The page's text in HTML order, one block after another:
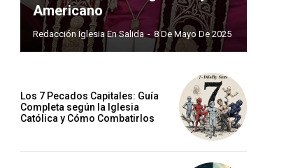
Americano
Redacción Iglesia En Salida - 8 De Mayo De 2025
Los 7 Pecados Capitales: Guía
Completa según la Iglesia
Católica y Cómo Combatirlos